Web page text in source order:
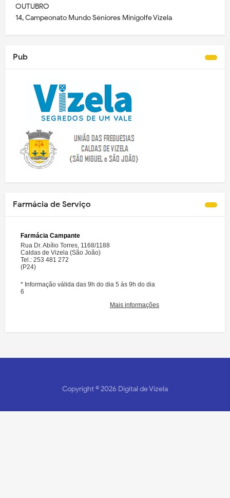
OUTUBRO
14, Campeonato Mundo Séniores Minigolfe Vizela
Pub
Farmácia de Serviço
Copyright ©2026 Digital de Vizela